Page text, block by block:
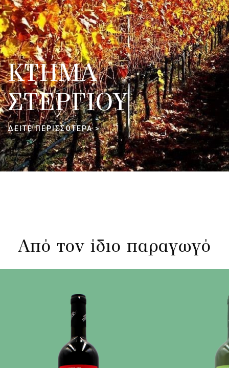
ΚΤΗΜΑ
ΣΤΕΡΓΙΟΥ
ΔΕΙΤΕ ΠΕΡΙΣΣΟΤΕΡΑ >
Από τον ίδιο παραγωγό